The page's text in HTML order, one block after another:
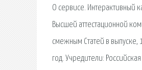
О сервисе. Интерактивный
Высшей аттестационной
смежным Статей в выпуске,
год. Учредители: